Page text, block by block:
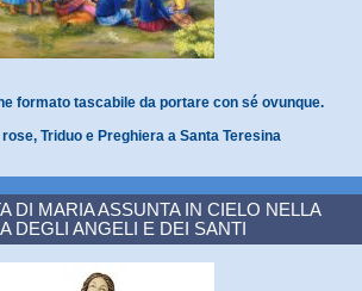
formato tascabile da portare con sé ovunque.
Triduo e Preghiera a Santa Teresina
DI MARIA ASSUNTA IN CIELO NELLA
DEGLI ANGELI E DEI SANTI